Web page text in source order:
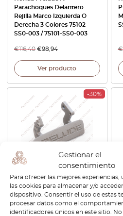
Gestionar el
consentimiento
Para ofrecer las mejores
las cookies para almacenar y/o
dispositivo. Consentir el uso de estas
procesar datos como el
identificadores únicos en este sitio.
Parachoques Delantero
Rejilla Marco Izquierda O
Derecha 3 Colores 75102-
SS0-003 / 75101-SS0-003
€116,40 €98,94
Ver producto
€
-30%
Honda Prelude Coupe
Exterior Puerta Manija Par
Izquierda O Derecha
Imprimado 72180-SW3-023 /
72143-SW3-962 Prelude